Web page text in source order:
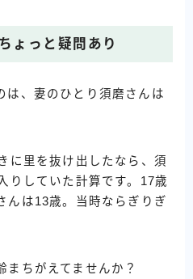
ょっと疑問あり
は、妻のひとり須磨さんは
に里を抜け出したなら、須
りしていた計算です。17歳
んは13歳。当時ならぎりぎ
まちがえてませんか？